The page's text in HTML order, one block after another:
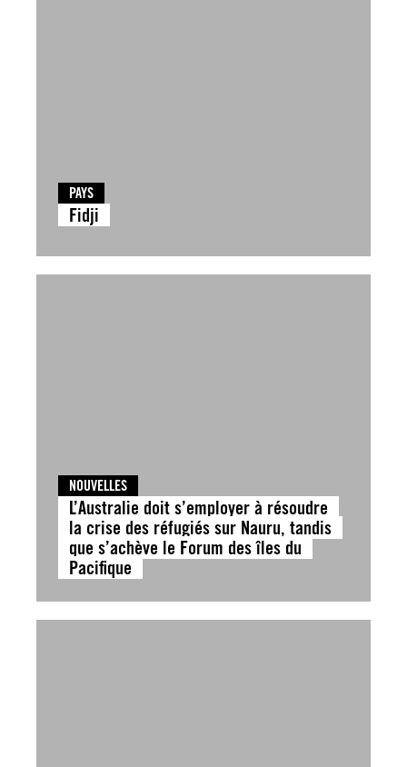
PAYS
Fidji
NOUVELLES
L’Australie doit s’employer à résoudre
la crise des réfugiés sur Nauru, tandis
que s’achève le Forum des îles du
Pacifique